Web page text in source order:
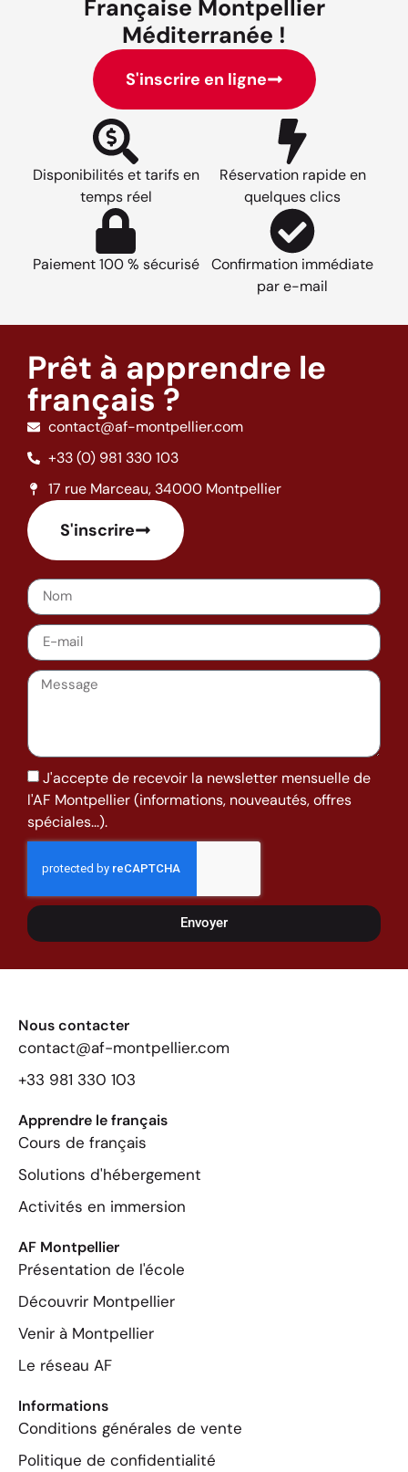
Française Montpellier
Méditerranée !
S'inscrire en ligne
Disponibilités et tarifs en
temps réel
Réservation rapide en
quelques clics
Paiement 100 % sécurisé
Confirmation immédiate
par e-mail
Prêt à apprendre le
français ?
contact@af-montpellier.com
+33 (0) 981 330 103
17 rue Marceau, 34000 Montpellier
S'inscrire
J'accepte de recevoir la newsletter mensuelle de
l'AF Montpellier (informations, nouveautés, offres
spéciales...).
Envoyer
Nous contacter
contact@af-montpellier.com
+33 981 330 103
Apprendre le français
Cours de français
Solutions d'hébergement
Activités en immersion
AF Montpellier
Présentation de l'école
Découvrir Montpellier
Venir à Montpellier
Le réseau AF
Informations
Conditions générales de vente
Politique de confidentialité